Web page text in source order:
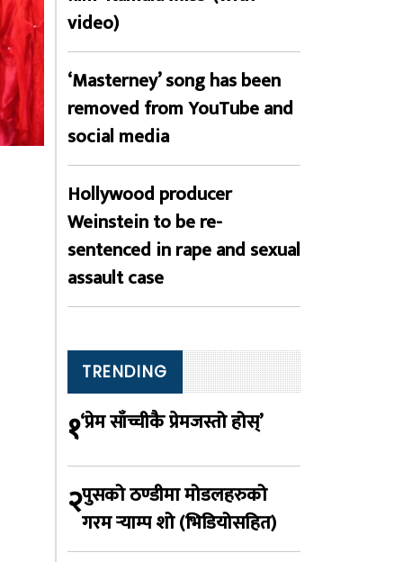
video)
‘Masterney’ song has been
removed from YouTube and
social media
Hollywood producer
Weinstein to be re-
sentenced in rape and sexual
assault case
TRENDING
१‘प्रेम साँच्चीकै प्रेमजस्तो होस्’
२पुसको ठण्डीमा मोडलहरुको
गरम र्‍याम्प शो (भिडियोसहित)